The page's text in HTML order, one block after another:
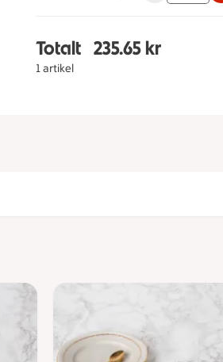
Totalt
1 artikel
Totalt 1 stycken
235.65 kr